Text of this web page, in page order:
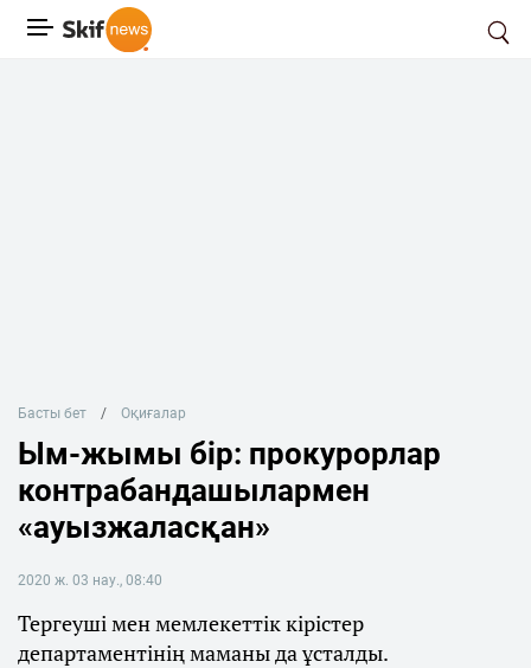
Басты бет Оқиғалар
Ым-жымы бір: прокурорлар
контрабандашылармен
«ауызжаласқан»
2020 ж. 03 нау., 08:40
Тергеуші мен мемлекеттік кірістер
департаментінің маманы да ұсталды.